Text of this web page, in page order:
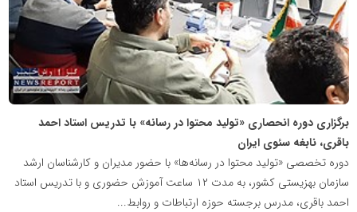
برگزاری دوره انحصاری «تولید محتوا در رسانه» با تدریس استاد احمد
باقری، نابغه سئوی ایران
دوره تخصصی «تولید محتوا در رسانه‌ها» با حضور مدیران و کارشناسان ارشد
سازمان بهزیستی کشور، به مدت ۱۲ ساعت آموزش حضوری و با تدریس استاد
احمد باقری، مدرس برجسته حوزه ارتباطات و روابط...